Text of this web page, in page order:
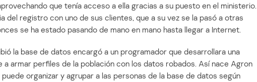
que tenía acceso a ella gracias a su puesto en el ministerio.
del registro con uno de sus clientes, que a su vez se la pasó a otras
se ha estado pasando de mano en mano hasta llegar a Internet.
la base de datos encargó a un programador que desarrollara una
a armar perfiles de la población con los datos robados. Así nace Agron
organizar y agrupar a las personas de la base de datos según